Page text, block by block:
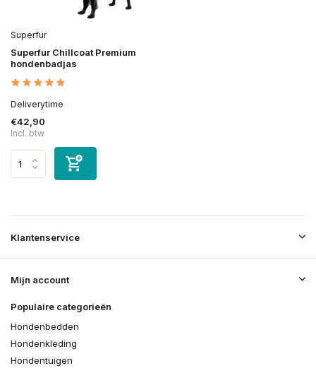
Superfur
Superfur Chillcoat Premium
hondenbadjas
Deliverytime
€42,90
Incl. btw
Klantenservice
Mijn account
Populaire categorieën
Hondenbedden
Hondenkleding
Hondentuigen